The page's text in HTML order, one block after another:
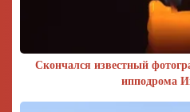
Скончался известный
ипподрома